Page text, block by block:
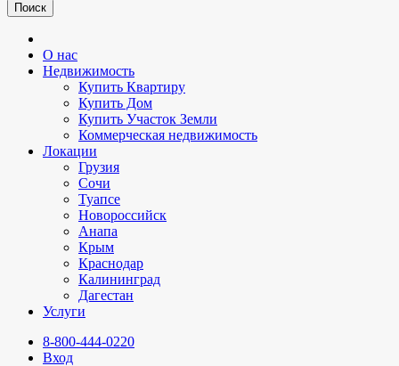
Поиск
О нас
Недвижимость
Купить Квартиру
Купить Дом
Купить Участок Земли
Коммерческая недвижимость
Локации
Грузия
Сочи
Туапсе
Новороссийск
Анапа
Крым
Краснодар
Калининград
Дагестан
Услуги
8-800-444-0220
Вход